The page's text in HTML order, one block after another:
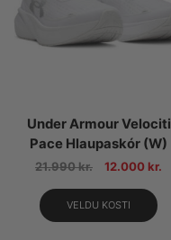
Under Armour Velociti
Pace Hlaupaskór (W)
21.990kr. 12.000 kr.
VELDU KOSTI